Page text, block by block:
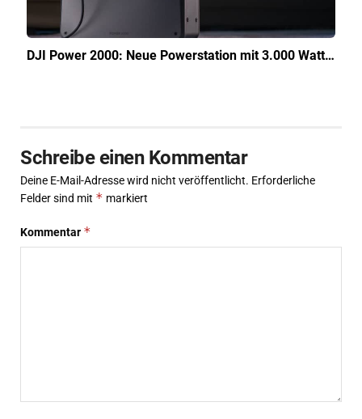
DJI Power 2000: Neue Powerstation mit 3.000 Watt…
Schreibe einen Kommentar
Deine E-Mail-Adresse wird nicht veröffentlicht. Erforderliche
Felder sind mit * markiert
Kommentar *